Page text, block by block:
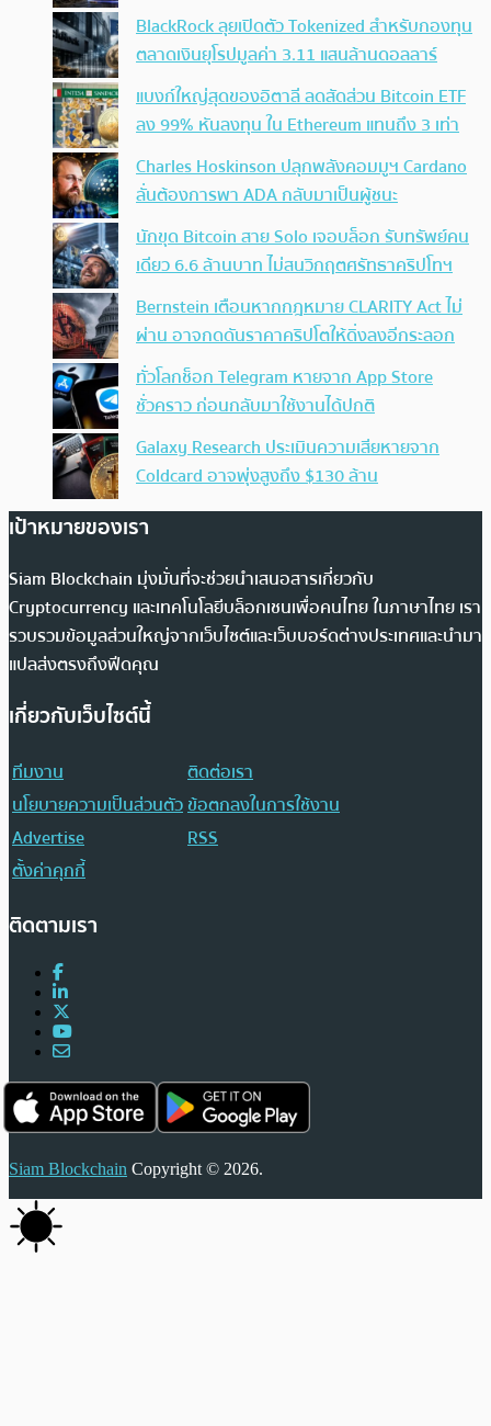
BlackRock ลุยเปิดตัว Tokenized สำหรับกองทุน
ตลาดเงินยุโรปมูลค่า 3.11 แสนล้านดอลลาร์
แบงก์ใหญ่สุดของอิตาลี ลดสัดส่วน Bitcoin ETF
ลง 99% หันลงทุน ใน Ethereum แทนถึง 3 เท่า
Charles Hoskinson ปลุกพลังคอมมูฯ Cardano
ลั่นต้องการพา ADA กลับมาเป็นผู้ชนะ
นักขุด Bitcoin สาย Solo เจอบล็อก รับทรัพย์คน
เดียว 6.6 ล้านบาท ไม่สนวิกฤตศรัทธาคริปโทฯ
Bernstein เตือนหากกฎหมาย CLARITY Act ไม่
ผ่าน อาจกดดันราคาคริปโตให้ดิ่งลงอีกระลอก
ทั่วโลกช็อก Telegram หายจาก App Store
ชั่วคราว ก่อนกลับมาใช้งานได้ปกติ
Galaxy Research ประเมินความเสียหายจาก
Coldcard อาจพุ่งสูงถึง $130 ล้าน
เป้าหมายของเรา
Siam Blockchain มุ่งมั่นที่จะช่วยนำเสนอสารเกี่ยวกับ
Cryptocurrency และเทคโนโลยีบล็อกเชนเพื่อคนไทย ในภาษาไทย เรา
รวบรวมข้อมูลส่วนใหญ่จากเว็บไซต์และเว็บบอร์ดต่างประเทศและนำมา
แปลส่งตรงถึงฟีดคุณ
เกี่ยวกับเว็บไซต์นี้
ทีมงาน
ติดต่อเรา
นโยบายความเป็นส่วนตัวข้อตกลงในการใช้งาน
Advertise
RSS
ตั้งค่าคุกกี้
ติดตามเรา
Siam Blockchain Copyright © 2026.